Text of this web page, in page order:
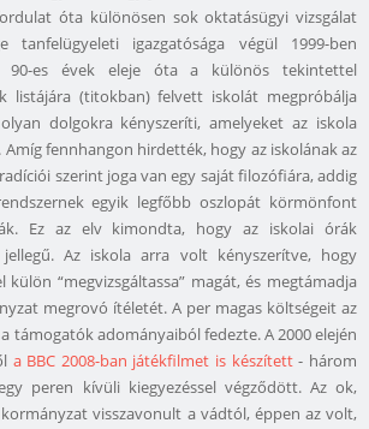
óta különösen sok oktatásügyi vizsgálat
tanfelügyeleti igazgatósága végül 1999-ben
90-es évek eleje óta a különös tekintettel
listájára (titokban) felvett iskolát megpróbálja
dolgokra kényszeríti, amelyeket az iskola
fennhangon hirdették, hogy az iskolának az
szerint joga van egy saját filozófiára, addig
egyik legfőbb oszlopát körmönfont
Ez az elv kimondta, hogy az iskolai órák
Az iskola arra volt kényszerítve, hogy
külön “megvizsgáltassa” magát, és megtámadja
megrovó ítéletét. A per magas költségeit az
támogatók adományaiból fedezte. A 2000 elején
a BBC 2008-ban játékfilmet is készített- három
peren kívüli kiegyezéssel végződött. Az ok,
visszavonult a vádtól, éppen az volt,